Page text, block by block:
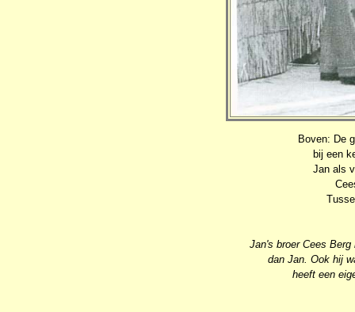
Boven: De
bij een
Jan als
Jan's broer Cees
dan Jan. Ook hij
heeft een